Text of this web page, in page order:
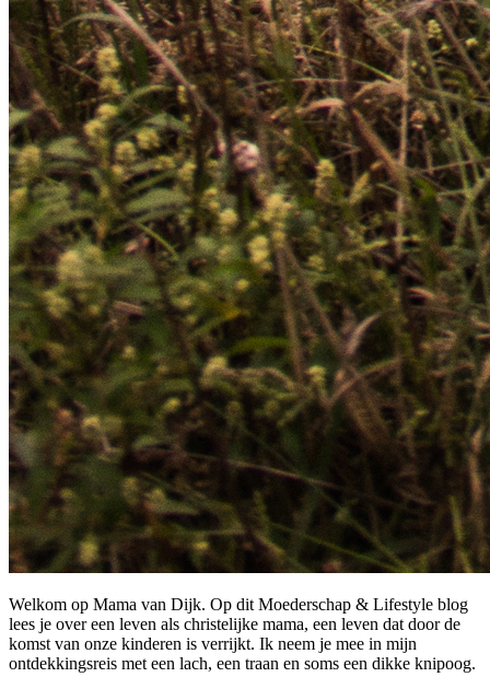
Welkom op Mama van Dijk. Op dit Moederschap & Lifestyle blog
lees je over een leven als christelijke mama, een leven dat door de
komst van onze kinderen is verrijkt. Ik neem je mee in mijn
ontdekkingsreis met een lach, een traan en soms een dikke knipoog.